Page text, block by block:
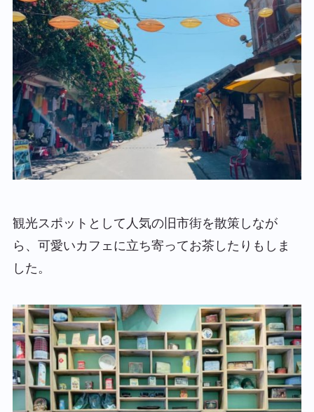
観光スポットとして人気の旧市街を散策しなが
ら、可愛いカフェに立ち寄ってお茶したりもしま
した。